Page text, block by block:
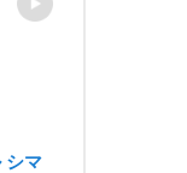
シマ